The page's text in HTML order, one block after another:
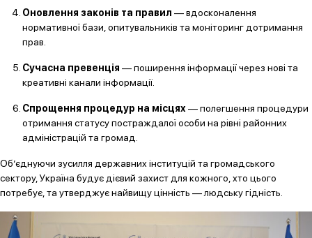
Оновлення законів та правил — вдосконалення
нормативної бази, опитувальників та моніторинг дотримання
прав.
Сучасна превенція — поширення інформації через нові та
креативні канали інформації.
Спрощення процедур на місцях — полегшення процедури
отримання статусу постраждалої особи на рівні районних
адміністрацій та громад.
Об’єднуючи зусилля державних інституцій та громадського
сектору, Україна будує дієвий захист для кожного, хто цього
потребує, та утверджує найвищу цінність — людську гідність.